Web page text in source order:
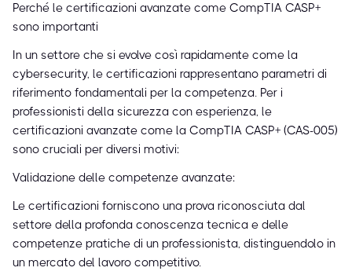
Perché le certificazioni avanzate come CompTIA CASP+
sono importanti
In un settore che si evolve così rapidamente come la
cybersecurity, le certificazioni rappresentano parametri di
riferimento fondamentali per la competenza. Per i
professionisti della sicurezza con esperienza, le
certificazioni avanzate come la CompTIA CASP+ (CAS-005)
sono cruciali per diversi motivi:
Validazione delle competenze avanzate:
Le certificazioni forniscono una prova riconosciuta dal
settore della profonda conoscenza tecnica e delle
competenze pratiche di un professionista, distinguendolo in
un mercato del lavoro competitivo.